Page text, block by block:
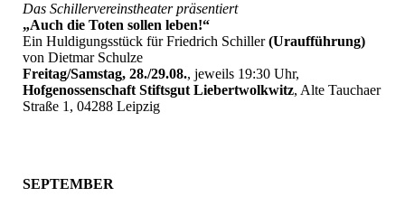
Das Schillervereinstheater präsentiert
„Auch die Toten sollen leben!“
Ein Huldigungsstück für Friedrich Schiller(Uraufführung)
von Dietmar Schulze
Freitag/Samstag, 28./29.08., jeweils 19:30 Uhr,
Hofgenossenschaft Stiftsgut Liebertwolkwitz, Alte Tauchaer
Straße 1, 04288 Leipzig
SEPTEMBER